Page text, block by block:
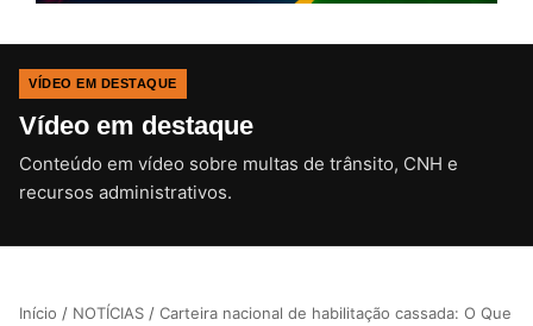
VÍDEO EM DESTAQUE
Vídeo em destaque
Conteúdo em vídeo sobre multas de trânsito, CNH e
recursos administrativos.CLIQUE PARA ATIVAR O SOM
Início / NOTÍCIAS / Carteira nacional de habilitação cassada: O Que